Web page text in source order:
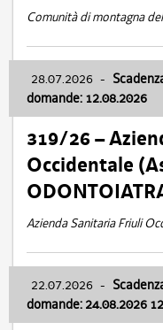
Comunità di montagna
28.07.2026 -
domande: 12.08.2026
319/26 –
Occidentale
Azienda Sanitaria Friuli
22.07.2026 -
domande: 24.08.2026